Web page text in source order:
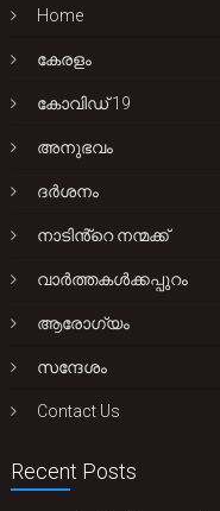
Home
കേരളം
കോവിഡ് 19
അനുഭവം
ദർശനം
നാടിൻ്റെ നന്മക്ക്
വാർത്തകൾക്കപ്പുറം
ആരോഗ്യം
സന്ദേശം
Contact Us
Recent Posts